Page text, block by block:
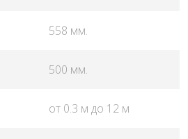
558 мм.
500 мм.
от 0.3 м до 12 м